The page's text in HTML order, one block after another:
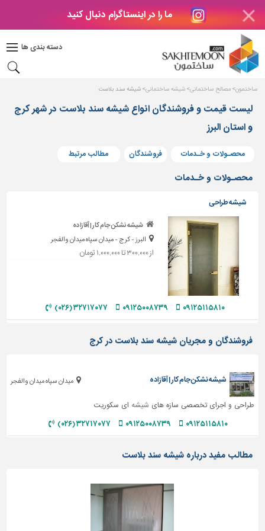
ما را در اینستاگرام دنبال کنید
دسته بندی ها
دکوراسیون
بتن
های
بتنی
درب
پنجره
مصالح
پله،
نرده
حفاظ
دیوارپوش،
کفپوش
و
سنگ
بهداشتی
و
آلات
برقی،روشنایی،ایمنی
سازی
ساختمون مصالح ساختمانی شیشه ساختمانی شیشه سند بلاست
لیست قیمت و فروشندگان انواع شیشه سند بلاست در شهر کرج
و استان البرز
محصـولات و خـدمات فروشندگان مطالب مرتبط
محصـولات و خـدمات
شیشه طراحی
شیشه نشکن جام کار | آقازاده
البرز - کرج - میدان سپاه میدان والفجر
از ۳۰۰,۰۰۰ تا ۱,۰۰۰,۰۰۰ تومان
۰۹۱۲۵۱۱۵۸۱۰ ۰۹۱۲۵۰۰۸۷۳۹ ۳۲۷۱۷۰۷۷ (۰۲۶)
فروشندگان و مجریان شیشه سند بلاست در کرج
میدان سپاه میدان والفجر شیشه نشکن جام کار | آقازاده
طراحی و اجرای تخصصی سازه های شیشه ای سکوریت
۰۹۱۲۵۱۱۵۸۱۰ ۰۹۱۲۵۰۰۸۷۳۹ ۳۲۷۱۷۰۷۷ (۰۲۶)
مطالب مفید درباره شیشه سند بلاست